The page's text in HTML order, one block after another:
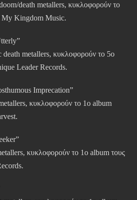
death metallers, κυκλοφορούν το
My Kingdom Music.
death metallers, κυκλοφορούν το 5ο
Leader Records.
Imprecation”
κυκλοφορούν το 1ο album
κυκλοφορούν το 1ο album τους